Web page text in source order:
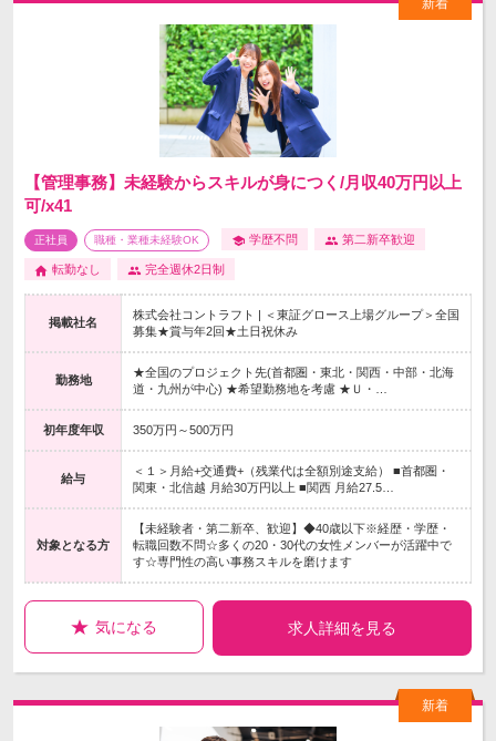
【管理事務】未経験からスキルが身につく/月収40万円以上
可/x41
正社員 職種・業種未経験OK 学歴不問 第二新卒歓迎
転勤なし 完全週休2日制
掲載社名
株式会社コントラフト | ＜東証グロース上場グループ＞全国
募集★賞与年2回★土日祝休み
勤務地
★全国のプロジェクト先(首都圏・東北・関西・中部・北海
道・九州が中心) ★希望勤務地を考慮 ★Ｕ・…
初年度年収 350万円～500万円
給与
＜１＞月給+交通費+（残業代は全額別途支給） ■首都圏・
関東・北信越 月給30万円以上 ■関西 月給27.5…
対象となる方
【未経験者・第二新卒、歓迎】◆40歳以下※経歴・学歴・
転職回数不問☆多くの20・30代の女性メンバーが活躍中で
す☆専門性の高い事務スキルを磨けます
気になる 求人詳細を見る